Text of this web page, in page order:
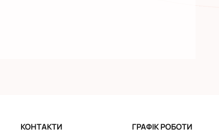
КОНТАКТИ ГРАФІК РОБОТИ